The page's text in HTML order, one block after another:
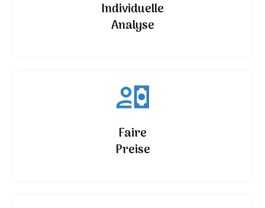
Individuelle
Analyse
Faire
Preise